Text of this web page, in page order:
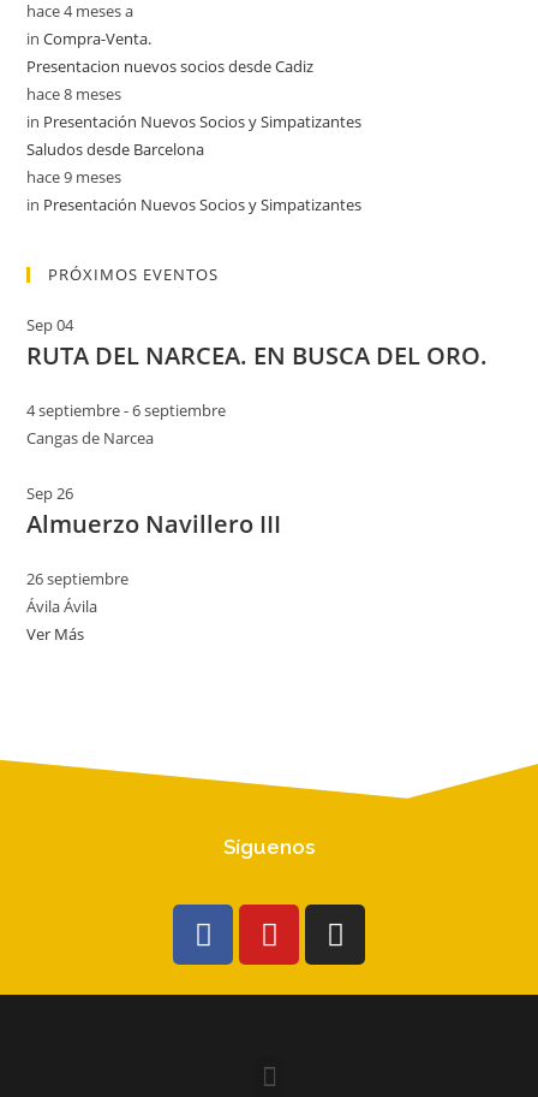
hace 4 meses a
inCompra-Venta.
Presentacion nuevos socios desde Cadiz
hace 8 meses
in Presentación Nuevos Socios y Simpatizantes
Saludos desde Barcelona
hace 9 meses
in Presentación Nuevos Socios y Simpatizantes
PRÓXIMOS EVENTOS
Sep04
RUTA DEL NARCEA. EN BUSCA DEL ORO.
4 septiembre-6 septiembre
Cangas de Narcea
Sep26
Almuerzo Navillero III
26 septiembre
ÁvilaÁvila
Ver Más
Síguenos